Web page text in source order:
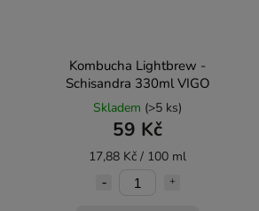
Kombucha Lightbrew -
Schisandra 330ml VIGO
Skladem (>5 ks)
59 Kč
17,88 Kč / 100 ml